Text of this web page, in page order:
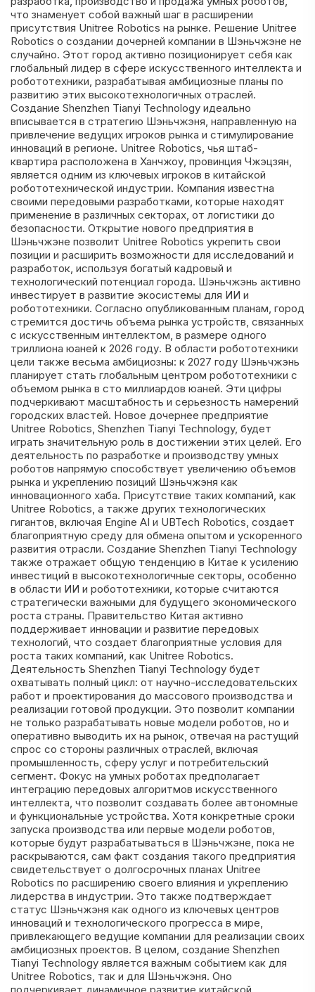
что знаменует собой важный шаг в расширении
присутствия Unitree Robotics на рынке. Решение Unitree
Robotics о создании дочерней компании в Шэньчжэне не
случайно. Этот город активно позиционирует себя как
глобальный лидер в сфере искусственного интеллекта и
робототехники, разрабатывая амбициозные планы по
развитию этих высокотехнологичных отраслей.
Создание Shenzhen Tianyi Technology идеально
вписывается в стратегию Шэньчжэня, направленную на
привлечение ведущих игроков рынка и стимулирование
инноваций в регионе. Unitree Robotics, чья штаб-
квартира расположена в Ханчжоу, провинция Чжэцзян,
является одним из ключевых игроков в китайской
робототехнической индустрии. Компания известна
своими передовыми разработками, которые находят
применение в различных секторах, от логистики до
безопасности. Открытие нового предприятия в
Шэньчжэне позволит Unitree Robotics укрепить свои
позиции и расширить возможности для исследований и
разработок, используя богатый кадровый и
технологический потенциал города. Шэньчжэнь активно
инвестирует в развитие экосистемы для ИИ и
робототехники. Согласно опубликованным планам, город
стремится достичь объема рынка устройств, связанных
с искусственным интеллектом, в размере одного
триллиона юаней к 2026 году. В области робототехники
цели также весьма амбициозны: к 2027 году Шэньчжэнь
планирует стать глобальным центром робототехники с
объемом рынка в сто миллиардов юаней. Эти цифры
подчеркивают масштабность и серьезность намерений
городских властей. Новое дочернее предприятие
Unitree Robotics, Shenzhen Tianyi Technology, будет
играть значительную роль в достижении этих целей. Его
деятельность по разработке и производству умных
роботов напрямую способствует увеличению объемов
рынка и укреплению позиций Шэньчжэня как
инновационного хаба. Присутствие таких компаний, как
Unitree Robotics, а также других технологических
гигантов, включая Engine AI и UBTech Robotics, создает
благоприятную среду для обмена опытом и ускоренного
развития отрасли. Создание Shenzhen Tianyi Technology
также отражает общую тенденцию в Китае к усилению
инвестиций в высокотехнологичные секторы, особенно
в области ИИ и робототехники, которые считаются
стратегически важными для будущего экономического
роста страны. Правительство Китая активно
поддерживает инновации и развитие передовых
технологий, что создает благоприятные условия для
роста таких компаний, как Unitree Robotics.
Деятельность Shenzhen Tianyi Technology будет
охватывать полный цикл: от научно-исследовательских
работ и проектирования до массового производства и
реализации готовой продукции. Это позволит компании
не только разрабатывать новые модели роботов, но и
оперативно выводить их на рынок, отвечая на растущий
спрос со стороны различных отраслей, включая
промышленность, сферу услуг и потребительский
сегмент. Фокус на умных роботах предполагает
интеграцию передовых алгоритмов искусственного
интеллекта, что позволит создавать более автономные
и функциональные устройства. Хотя конкретные сроки
запуска производства или первые модели роботов,
которые будут разрабатываться в Шэньчжэне, пока не
раскрываются, сам факт создания такого предприятия
свидетельствует о долгосрочных планах Unitree
Robotics по расширению своего влияния и укреплению
лидерства в индустрии. Это также подтверждает
статус Шэньчжэня как одного из ключевых центров
инноваций и технологического прогресса в мире,
привлекающего ведущие компании для реализации своих
амбициозных проектов. В целом, создание Shenzhen
Tianyi Technology является важным событием как для
Unitree Robotics, так и для Шэньчжэня. Оно